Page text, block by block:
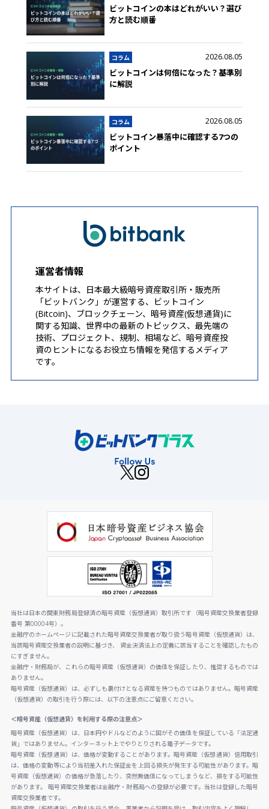
ビットコインの本はどれがいい？選び
方と読む順番
コラム 2026.08.05
ビットコインは何倍になった？基準別
に解説
コラム 2026.08.05
ビットコイン暴落中に確認する7つの
ポイント
運営者情報
本サイトは、日本最大級暗号資産取引所・販売所
「ビットバンク」が運営する、ビットコイン
(Bitcoin)、ブロックチェーン、暗号資産(仮想通貨)に
関する知識、世界中の最新のトピックス、最先端の
技術、プロジェクト、規制、相場など、暗号資産投
資のヒントになるお役立ち情報を発信するメディア
です。
当社は日本の関東財務局登録済の暗号資産（仮想通貨）取引所です（暗号資産交換業者登録
番号 第00004号）。
金融庁のホームページに記載された暗号資産交換業者が取り扱う暗号資産（仮想通貨）は、
当該暗号資産交換業者の説明に基づき、 資金決済法上の定義に該当することを確認したもの
にすぎません。
金融庁・財務局が、これらの暗号資産（仮想通貨）の価値を保証したり、推奨するものでは
ありません。
暗号資産（仮想通貨）は、必ずしも裏付けとなる資産を持つものではありません。暗号資産
（仮想通貨）の取引を行う際には、以下の注意点にご留意ください。
＜暗号資産（仮想通貨）を利用する際の注意点＞
暗号資産（仮想通貨）は、日本円やドルなどのように国がその価値を保証している「法定通
貨」ではありません。インターネット上でやりとりされる電子データです。
暗号資産（仮想通貨）は、価格が変動することがあります。暗号資産（仮想通貨）信用取引
は、価格の変動等により当初差入れた保証金を上回る損失が発生する可能性があります。暗
号資産（仮想通貨）の価格が急落したり、突然無価値になってしまうなど、損をする可能性
があります。 暗号資産交換業者は金融庁・財務局への登録が必要です。当社は登録した暗号
資産交換業者です。